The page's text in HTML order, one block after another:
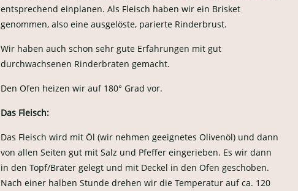
entsprechend einplanen. Als Fleisch haben wir ein Brisket
genommen, also eine ausgelöste, parierte Rinderbrust.
Wir haben auch schon sehr gute Erfahrungen mit gut
durchwachsenen Rinderbraten gemacht.
Den Ofen heizen wir auf 180° Grad vor.
Das Fleisch:
Das Fleisch wird mit Öl (wir nehmen geeignetes Olivenöl) und dann
von allen Seiten gut mit Salz und Pfeffer eingerieben. Es wir dann
in den Topf/Bräter gelegt und mit Deckel in den Ofen geschoben.
Nach einer halben Stunde drehen wir die Temperatur auf ca. 120